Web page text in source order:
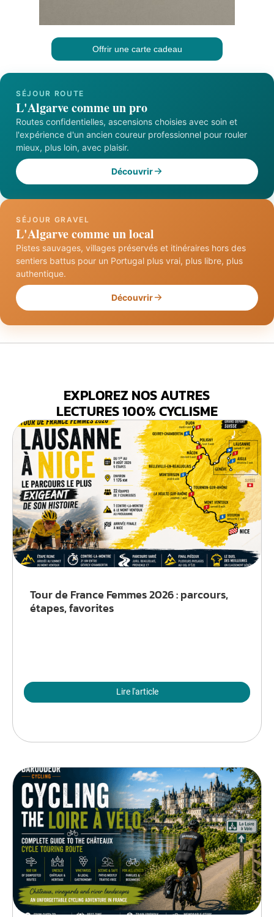
Offrir une carte cadeau
SÉJOUR ROUTE
L'Algarve comme un pro
Routes confidentielles, ascensions choisies avec soin et
l'expérience d'un ancien coureur professionnel pour rouler
mieux, plus loin, avec plaisir.
Découvrir
SÉJOUR GRAVEL
L'Algarve comme un local
Pistes sauvages, villages préservés et itinéraires hors des
sentiers battus pour un Portugal plus vrai, plus libre, plus
authentique.
Découvrir
EXPLOREZ NOS AUTRES
LECTURES 100% CYCLISME
Tour de France Femmes 2026 : parcours,
étapes, favorites
Lire l'article